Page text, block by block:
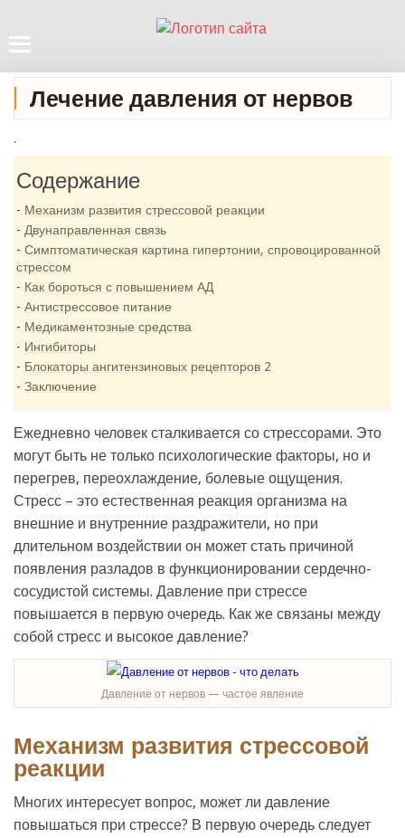
Лечение давления от нервов
.
Содержание
Механизм развития стрессовой реакции
Двунаправленная связь
Симптоматическая картина гипертонии, спровоцированной
стрессом
Как бороться с повышением АД
Антистрессовое питание
Медикаментозные средства
Ингибиторы
Блокаторы ангитензиновых рецепторов 2
Заключение
Ежедневно человек сталкивается со стрессорами. Это
могут быть не только психологические факторы, но и
перегрев, переохлаждение, болевые ощущения.
Стресс – это естественная реакция организма на
внешние и внутренние раздражители, но при
длительном воздействии он может стать причиной
появления разладов в функционировании сердечно-
сосудистой системы. Давление при стрессе
повышается в первую очередь. Как же связаны между
собой стресс и высокое давление?
Давление от нервов — частое явление
Механизм развития стрессовой
реакции
Многих интересует вопрос, может ли давление
повышаться при стрессе? В первую очередь следует